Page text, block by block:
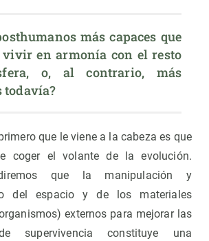
más capaces que
vivir en armonía con el resto
o, al contrario, más
todavía?
que le viene a la cabeza es que
coger el volante de la evolución.
diremos que la manipulación y
del espacio y de los materiales
externos para mejorar las
supervivencia constituye una